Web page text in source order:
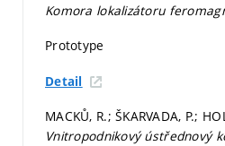
Komora lokalizátoru
Prototype
Detail
MACKŮ, R.; ŠKARVADA, P.;
Vnitropodnikový ústřednový